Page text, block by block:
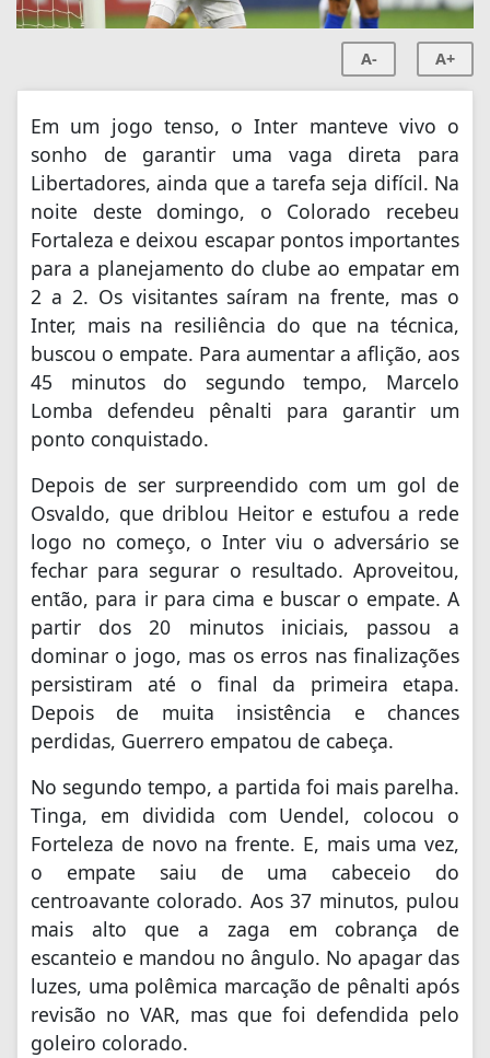
A- A+
Em um jogo tenso, o Inter manteve vivo o
sonho de garantir uma vaga direta para
Libertadores, ainda que a tarefa seja difícil. Na
noite deste domingo, o Colorado recebeu
Fortaleza e deixou escapar pontos importantes
para a planejamento do clube ao empatar em
2 a 2. Os visitantes saíram na frente, mas o
Inter, mais na resiliência do que na técnica,
buscou o empate. Para aumentar a aflição, aos
45 minutos do segundo tempo, Marcelo
Lomba defendeu pênalti para garantir um
ponto conquistado.
Depois de ser surpreendido com um gol de
Osvaldo, que driblou Heitor e estufou a rede
logo no começo, o Inter viu o adversário se
fechar para segurar o resultado. Aproveitou,
então, para ir para cima e buscar o empate. A
partir dos 20 minutos iniciais, passou a
dominar o jogo, mas os erros nas finalizações
persistiram até o final da primeira etapa.
Depois de muita insistência e chances
perdidas, Guerrero empatou de cabeça.
No segundo tempo, a partida foi mais parelha.
Tinga, em dividida com Uendel, colocou o
Forteleza de novo na frente. E, mais uma vez,
o empate saiu de uma cabeceio do
centroavante colorado. Aos 37 minutos, pulou
mais alto que a zaga em cobrança de
escanteio e mandou no ângulo. No apagar das
luzes, uma polêmica marcação de pênalti após
revisão no VAR, mas que foi defendida pelo
goleiro colorado.